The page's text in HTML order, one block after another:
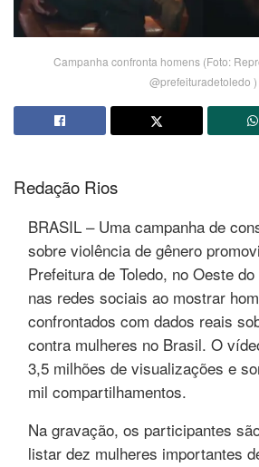
Campanha confronta homens (Foto:
@prefeituradetoledo )
Redação Rios
BRASIL – Uma campanha de
sobre violência de gênero
Prefeitura de Toledo, no Oeste
nas redes sociais ao mostrar
confrontados com dados reais
contra mulheres no Brasil. O
3,5 milhões de visualizações e
mil compartilhamentos.
Na gravação, os participantes
listar dez mulheres importantes